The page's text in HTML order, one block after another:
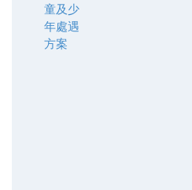
童及少
年處遇
方案